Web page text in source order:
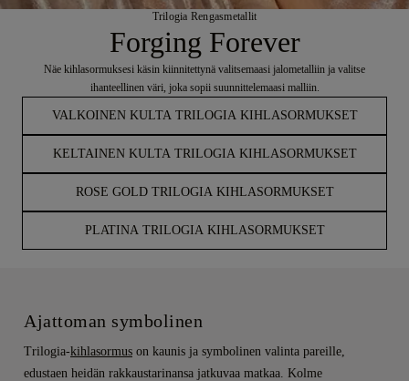
Trilogia Rengasmetallit
Forging Forever
Näe kihlasormuksesi käsin kiinnitettynä valitsemaasi jalometalliin ja valitse
ihanteellinen väri, joka sopii suunnittelemaasi malliin.
VALKOINEN KULTA TRILOGIA KIHLASORMUKSET
KELTAINEN KULTA TRILOGIA KIHLASORMUKSET
ROSE GOLD TRILOGIA KIHLASORMUKSET
PLATINA TRILOGIA KIHLASORMUKSET
Ajattoman symbolinen
Trilogia-kihlasormus on kaunis ja symbolinen valinta pareille,
edustaen heidän rakkaustarinansa jatkuvaa matkaa. Kolme